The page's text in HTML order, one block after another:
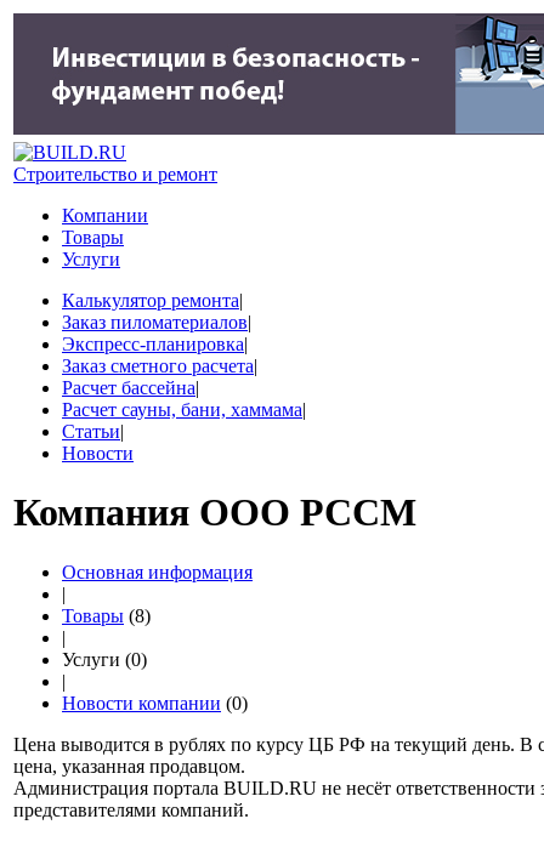
Строительство и ремонт
Компании
Товары
Услуги
Калькулятор ремонта|
Заказ пиломатериалов|
Экспресс-планировка|
Заказ сметного расчета|
Расчет бассейна|
Расчет сауны, бани, хаммама|
Статьи|
Новости
Компания ООО РССМ
Основная информация
|
Товары (8)
|
Услуги (0)
|
Новости компании (0)
Цена выводится в рублях по курсу ЦБ РФ на текущий день. В
цена, указанная продавцом.
Администрация портала BUILD.RU не несёт
представителями компаний.